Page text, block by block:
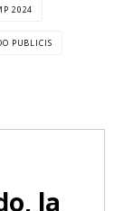
2024
PUBLICIS